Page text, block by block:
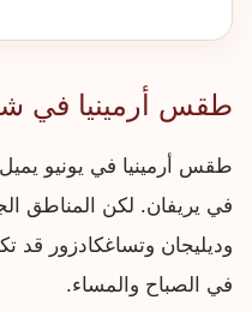
طقس أرمينيا في
طقس أرمينيا في يونيو
في يريفان. لكن المناطق
وديليجان وتساغكادزور قد
في الصباح والمساء.